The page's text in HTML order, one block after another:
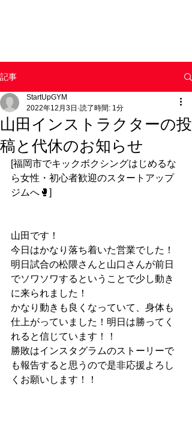
記事
山田インストラクターの投
稿と代休のお知らせ
StartUpGYM
2022年12月3日 読了時間: 1分
[福岡市でキックボクシングはじめるな
ら女性・初心者歓迎のスタートアップ
ジムへ🥊]
山田です！
今日はかなり落ち着いた営業でした！
明日試合の松隈さんと山口さんが前日
でソワソワするということで少し動き
に来られました！
かなり動きも良くなっていて、身体も
仕上がっていました！明日は勝ってく
れると信じています！！
勝敗はインスタグラムのストーリーで
も報告すると思うので是非応援よろし
くお願いします！！